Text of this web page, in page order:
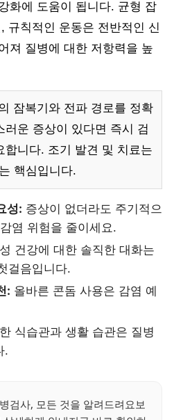
화에 도움이 됩니다. 균형 잡
규칙적인 운동은 전반적인 신
져 질병에 대한 저항력을 높
잠복기와 전파 경로를 정확
러운 증상이 있다면 즉시 검
합니다. 조기 발견 및 치료는
핵심입니다.
성: 증상이 없더라도 주기적으
염 위험을 줄이세요.
성 건강에 대한 솔직한 대화는
걸음입니다.
: 올바른 콘돔 사용은 감염 예
식습관과 생활 습관은 질병
.
검사, 모든 것을 알려드려요보